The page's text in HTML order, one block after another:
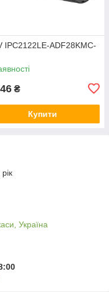
IPC2122LE-ADF28KMC-
₴
Купити
Україна